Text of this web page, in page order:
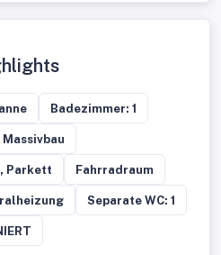
Badezimmer: 1
Massivbau
Parkett Fahrradraum
Separate WC: 1